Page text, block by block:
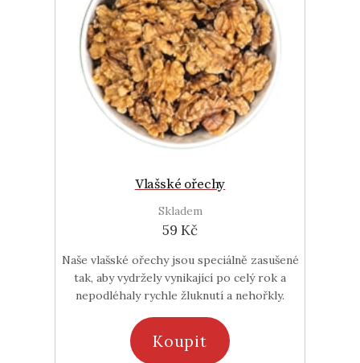
Vlašské ořechy
Skladem
59 Kč
Naše vlašské ořechy jsou speciálně zasušené
tak, aby vydržely vynikající po celý rok a
nepodléhaly rychle žluknutí a nehořkly.
Koupit